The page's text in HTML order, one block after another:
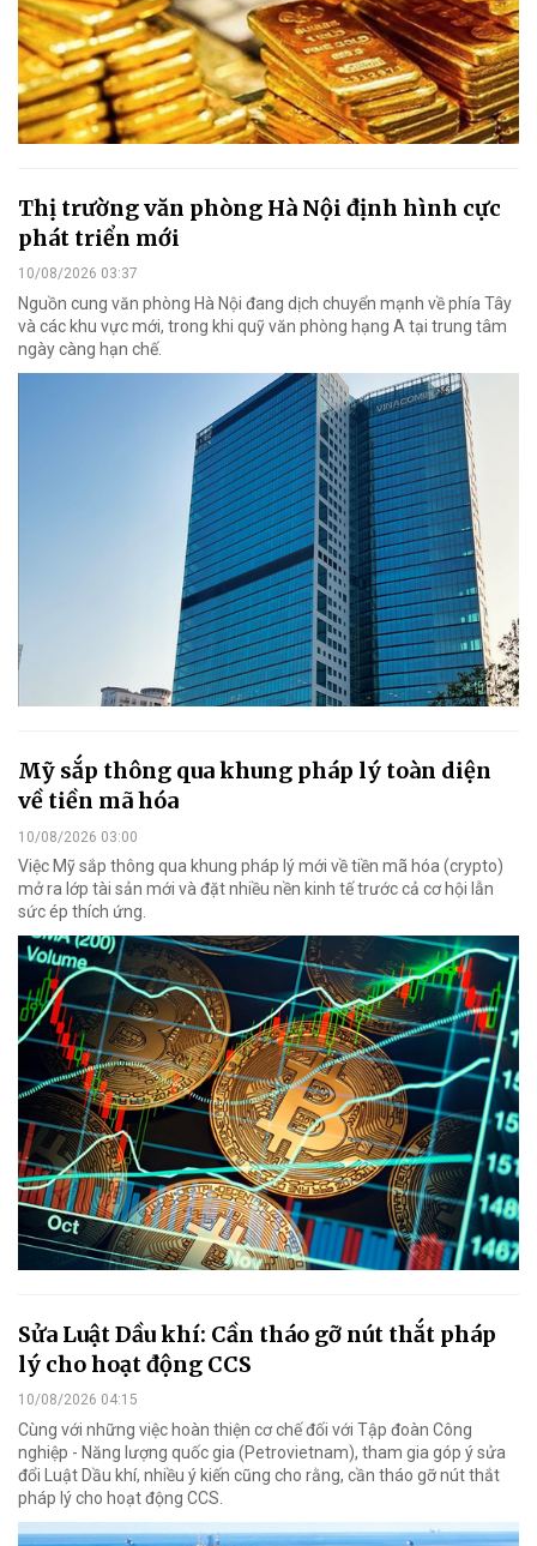
Thị trường văn phòng Hà Nội định hình cực
phát triển mới
10/08/2026 03:37
Nguồn cung văn phòng Hà Nội đang dịch chuyển mạnh về phía Tây
và các khu vực mới, trong khi quỹ văn phòng hạng A tại trung tâm
ngày càng hạn chế.
Mỹ sắp thông qua khung pháp lý toàn diện
về tiền mã hóa
10/08/2026 03:00
Việc Mỹ sắp thông qua khung pháp lý mới về tiền mã hóa (crypto)
mở ra lớp tài sản mới và đặt nhiều nền kinh tế trước cả cơ hội lẫn
sức ép thích ứng.
Sửa Luật Dầu khí: Cần tháo gỡ nút thắt pháp
lý cho hoạt động CCS
10/08/2026 04:15
Cùng với những việc hoàn thiện cơ chế đối với Tập đoàn Công
nghiệp - Năng lượng quốc gia (Petrovietnam), tham gia góp ý sửa
đổi Luật Dầu khí, nhiều ý kiến cũng cho rằng, cần tháo gỡ nút thắt
pháp lý cho hoạt động CCS.